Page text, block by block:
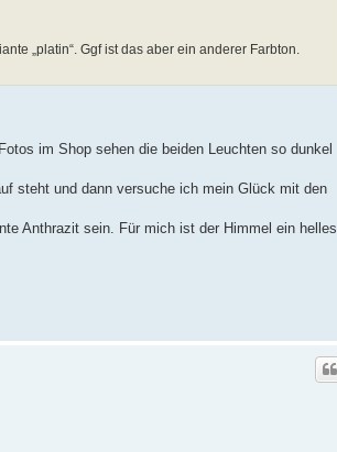
„platin“. Ggf ist das aber ein anderer Farbton.
im Shop sehen die beiden Leuchten so dunkel
steht und dann versuche ich mein Glück mit den
Anthrazit sein. Für mich ist der Himmel ein helles